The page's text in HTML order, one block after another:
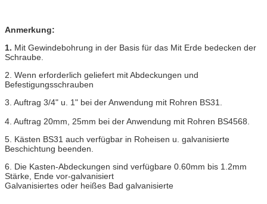
Anmerkung:
1. Mit Gewindebohrung in der Basis für das Mit Erde bedecken der
Schraube.
2. Wenn erforderlich geliefert mit Abdeckungen und
Befestigungsschrauben
3. Auftrag 3/4" u. 1" bei der Anwendung mit Rohren BS31.
4. Auftrag 20mm, 25mm bei der Anwendung mit Rohren BS4568.
5. Kästen BS31 auch verfügbar in Roheisen u. galvanisierte
Beschichtung beenden.
6. Die Kasten-Abdeckungen sind verfügbare 0.60mm bis 1.2mm
Stärke, Ende vor-galvanisiert
Galvanisiertes oder heißes Bad galvanisierte